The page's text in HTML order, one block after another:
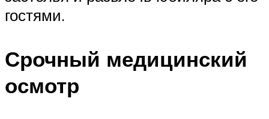
гостями.
Срочный медицинский
осмотр